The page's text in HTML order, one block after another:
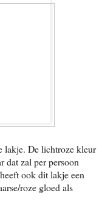
lakje. De lichtroze kleur
dat zal per persoon
ook dit lakje een
roze gloed als